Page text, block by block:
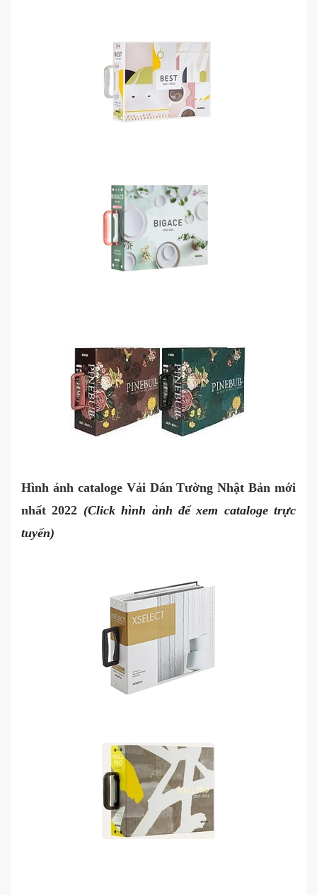
Hình ảnh cataloge Vải Dán Tường Nhật Bản mới
nhất 2022 (Click hình ảnh để xem cataloge trực
tuyến)